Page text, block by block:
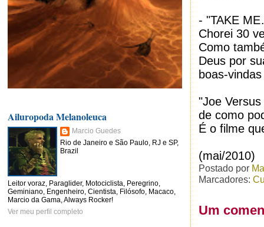
- "TAKE
Chorei 30
Como
Deus por
boas-
"Joe
de como
É o filme
(mai/2010)
Postado por
Marcadores:
Um
Ailuropoda Melanoleuca
Marcio Guedes
Rio de Janeiro e São Paulo, RJ e SP,
Brazil
Leitor voraz, Paraglider, Motociclista, Peregrino,
Geminiano, Engenheiro, Cientista, Filósofo, Macaco,
Marcio da Gama, Always Rocker!
Ver meu perfil completo